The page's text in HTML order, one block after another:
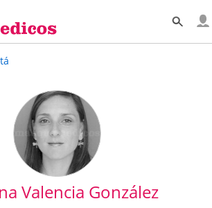
Valencia González